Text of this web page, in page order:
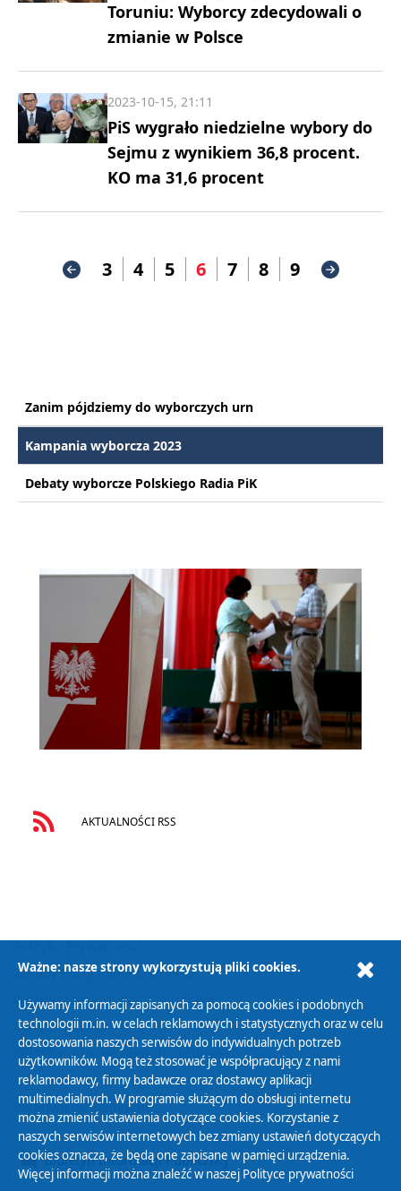
Toruniu: Wyborcy zdecydowali o
zmianie w Polsce
PiS wygrało niedzielne wybory do
Sejmu z wynikiem 36,8 procent.
KO ma 31,6 procent
2023-10-15, 21:11
3 4 5 6 7 8 9
Zanim pójdziemy do wyborczych urn
Kampania wyborcza 2023
Debaty wyborcze Polskiego Radia PiK
AKTUALNOŚCI RSS
Polityka Prywatności
Zasady korzystania z Serwisu
Organizacje Pożytku Publicznego
Cyfryzacja DAB+
Polityka ochrony danych osobowych
Abonament
Zamówienia publiczne
Biuletyn Informacji Publicznej
Ważne: nasze strony wykorzystują pliki cookies.
Używamy informacji zapisanych za pomocą cookies i podobnych
technologii m.in. w celach reklamowych i statystycznych oraz w celu
dostosowania naszych serwisów do indywidualnych potrzeb
użytkowników. Mogą też stosować je współpracujący z nami
reklamodawcy, firmy badawcze oraz dostawcy aplikacji
multimedialnych. W programie służącym do obsługi internetu
można zmienić ustawienia dotyczące cookies. Korzystanie z
naszych serwisów internetowych bez zmiany ustawień dotyczących
cookies oznacza, że będą one zapisane w pamięci urządzenia.
Więcej informacji można znaleźć w naszej Polityce prywatności